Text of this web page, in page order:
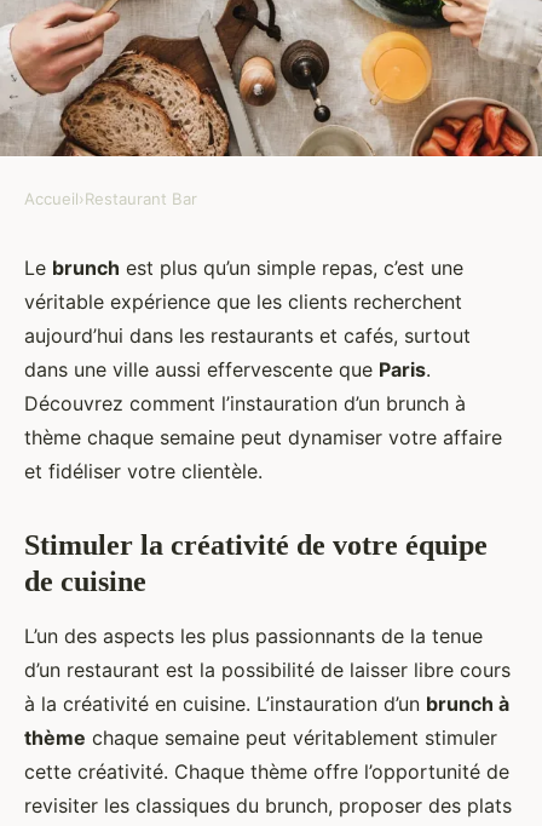
Quels sont les avantages de
proposer un brunch à thème
chaque semaine dans votre
restaurant?
valentine•25 avril 2024•5 min de lecture
Accueil›Restaurant Bar
Le brunch est plus qu’un simple repas, c’est une
véritable expérience que les clients recherchent
aujourd’hui dans les restaurants et cafés, surtout
dans une ville aussi effervescente que Paris.
Découvrez comment l’instauration d’un brunch à
thème chaque semaine peut dynamiser votre affaire
et fidéliser votre clientèle.
Stimuler la créativité de votre équipe
de cuisine
L’un des aspects les plus passionnants de la tenue
d’un restaurant est la possibilité de laisser libre cours
à la créativité en cuisine. L’instauration d’un brunch à
thème chaque semaine peut véritablement stimuler
cette créativité. Chaque thème offre l’opportunité de
revisiter les classiques du brunch, proposer des plats